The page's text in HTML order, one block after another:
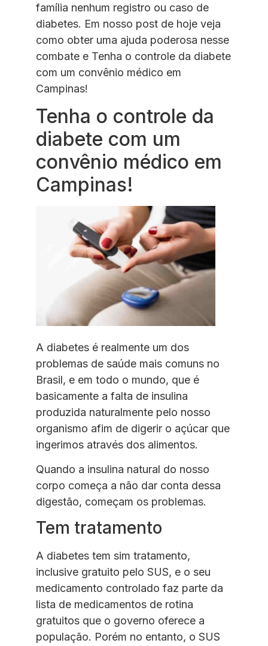
família nenhum registro ou caso de
diabetes. Em nosso post de hoje veja
como obter uma ajuda poderosa nesse
combate e Tenha o controle da diabete
com um convênio médico em
Campinas!
Tenha o controle da
diabete com um
convênio médico em
Campinas!
A diabetes é realmente um dos
problemas de saúde mais comuns no
Brasil, e em todo o mundo, que é
basicamente a falta de insulina
produzida naturalmente pelo nosso
organismo afim de digerir o açúcar que
ingerimos através dos alimentos.
Quando a insulina natural do nosso
corpo começa a não dar conta dessa
digestão, começam os problemas.
Tem tratamento
A diabetes tem sim tratamento,
inclusive gratuito pelo SUS, e o seu
medicamento controlado faz parte da
lista de medicamentos de rotina
gratuitos que o governo oferece a
população. Porém no entanto, o SUS